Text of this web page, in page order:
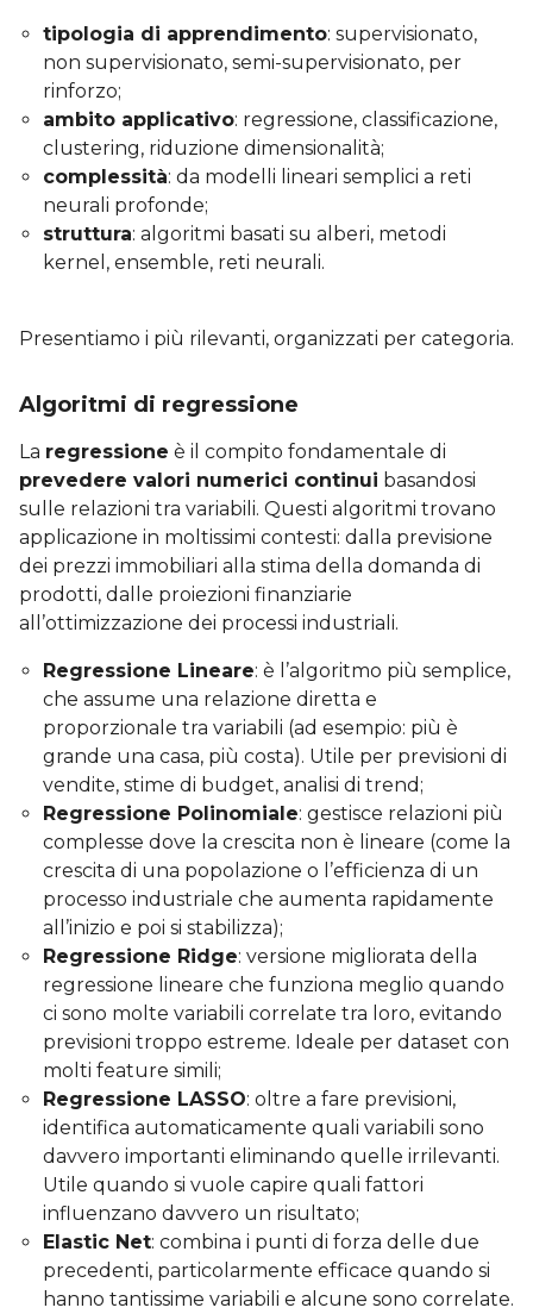
tipologia di apprendimento: supervisionato,
non supervisionato, semi-supervisionato, per
rinforzo;
ambito applicativo: regressione, classificazione,
clustering, riduzione dimensionalità;
complessità: da modelli lineari semplici a reti
neurali profonde;
struttura: algoritmi basati su alberi, metodi
kernel, ensemble, reti neurali.
Presentiamo i più rilevanti, organizzati per categoria.
Algoritmi di regressione
La regressione è il compito fondamentale di
prevedere valori numerici continui basandosi
sulle relazioni tra variabili. Questi algoritmi trovano
applicazione in moltissimi contesti: dalla previsione
dei prezzi immobiliari alla stima della domanda di
prodotti, dalle proiezioni finanziarie
all’ottimizzazione dei processi industriali.
Regressione Lineare: è l’algoritmo più semplice,
che assume una relazione diretta e
proporzionale tra variabili (ad esempio: più è
grande una casa, più costa). Utile per previsioni di
vendite, stime di budget, analisi di trend;
Regressione Polinomiale: gestisce relazioni più
complesse dove la crescita non è lineare (come la
crescita di una popolazione o l’efficienza di un
processo industriale che aumenta rapidamente
all’inizio e poi si stabilizza);
Regressione Ridge: versione migliorata della
regressione lineare che funziona meglio quando
ci sono molte variabili correlate tra loro, evitando
previsioni troppo estreme. Ideale per dataset con
molti feature simili;
Regressione LASSO: oltre a fare previsioni,
identifica automaticamente quali variabili sono
davvero importanti eliminando quelle irrilevanti.
Utile quando si vuole capire quali fattori
influenzano davvero un risultato;
Elastic Net: combina i punti di forza delle due
precedenti, particolarmente efficace quando si
hanno tantissime variabili e alcune sono correlate.